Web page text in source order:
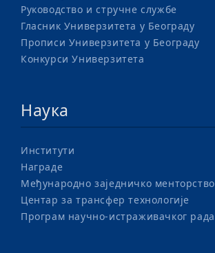
Руководство и стручне службе
Гласник Универзитета у Београду
Прописи Универзитета у Београду
Конкурси Универзитета
Наука
Институти
Награде
Међународно заједничко менторство
Центар за трансфер технологије
Програм научно-истраживачког рада